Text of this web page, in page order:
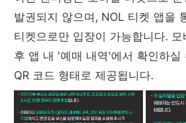
발권되지 않으며, NOL 티켓 앱을
티켓으로만 입장이 가능합니다.
후 앱 내 '예매 내역'에서 확인하실
QR 코드 형태로 제공됩니다.